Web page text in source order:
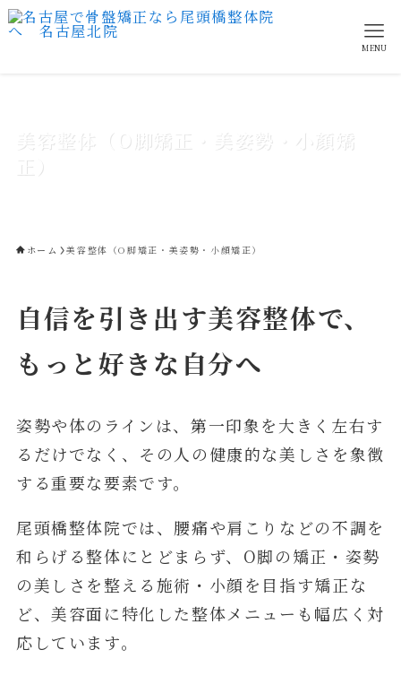
MENU
美容整体（O脚矯正・美姿勢・小顔矯
正）
ホーム 美容整体（O脚矯正・美姿勢・小顔矯正）
自信を引き出す美容整体で、
もっと好きな自分へ
姿勢や体のラインは、第一印象を大きく左右す
るだけでなく、その人の健康的な美しさを象徴
する重要な要素です。
尾頭橋整体院では、腰痛や肩こりなどの不調を
和らげる整体にとどまらず、O脚の矯正・姿勢
の美しさを整える施術・小顔を目指す矯正な
ど、美容面に特化した整体メニューも幅広く対
応しています。